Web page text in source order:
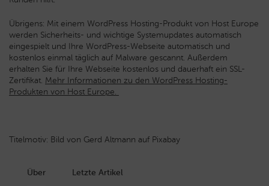
Übrigens: Mit einem WordPress Hosting-Produkt von Host Europe
werden Sicherheits- und wichtige Systemupdates automatisch
eingespielt und Ihre WordPress-Webseite automatisch und
kostenlos einmal täglich auf Malware gescannt. Außerdem
erhalten Sie für Ihre Webseite kostenlos und dauerhaft ein SSL-
Zertifikat. Mehr Informationen zu den WordPress Hosting-
Produkten von Host Europe.
Titelmotiv: Bild von Gerd Altmann auf Pixabay
Über Letzte Artikel